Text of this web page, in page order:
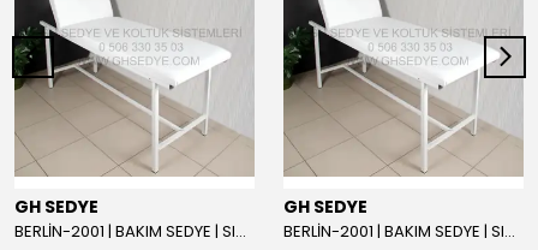
GH SEDYE
BERLİN-2001 | BAKIM SEDYE | SIRT AYARLI | BEYAZ
GH SEDYE
BERLİN-2001 | BAKIM SEDYE | SIRT AYARLI